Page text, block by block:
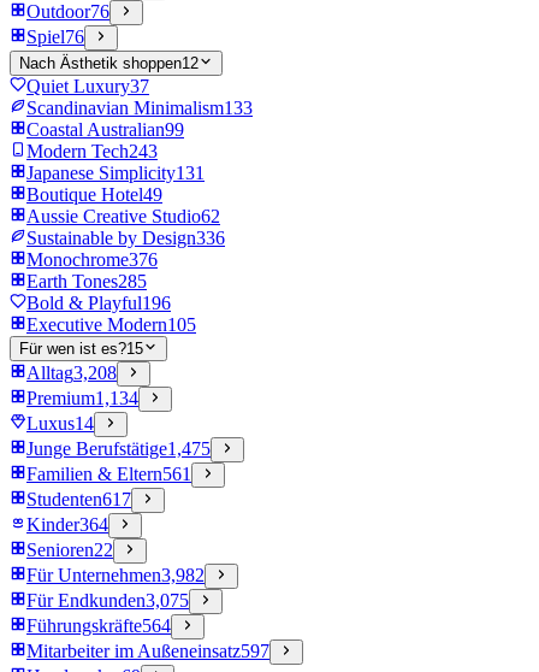
Outdoor76
Spiel76
Nach Ästhetik shoppen12
Quiet Luxury37
Scandinavian Minimalism133
Coastal Australian99
Modern Tech243
Japanese Simplicity131
Boutique Hotel49
Aussie Creative Studio62
Sustainable by Design336
Monochrome376
Earth Tones285
Bold & Playful196
Executive Modern105
Für wen ist es?15
Alltag3,208
Premium1,134
Luxus14
Junge Berufstätige1,475
Familien & Eltern561
Studenten617
Kinder364
Senioren22
Für Unternehmen3,982
Für Endkunden3,075
Führungskräfte564
Mitarbeiter im Außeneinsatz597